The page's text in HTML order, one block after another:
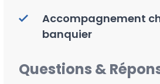
Accompagnement
banquier
Questions &